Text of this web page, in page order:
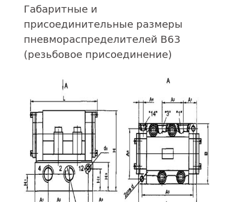
Габаритные и
присоединительные размеры
пневмораспределителей В63
(резьбовое присоединение)